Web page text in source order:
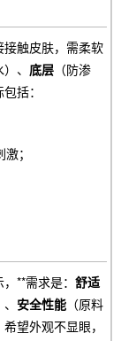
接触皮肤，需柔软
、 底层 （防渗
括：
；
**需求是： 舒适
安全性能 （原料
望外观不显眼，